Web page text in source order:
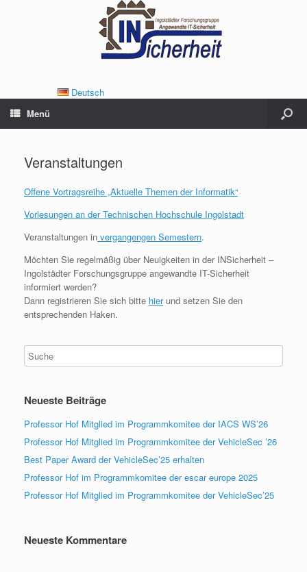
Deutsch
Menü
Veranstaltungen
Offene Vortragsreihe „Aktuelle Themen der Informatik“
Vorlesungen an der Technischen Hochschule Ingolstadt
Veranstaltungen in vergangengen Semestern.
Möchten Sie regelmäßig über Neuigkeiten in der INSicherheit –
Ingolstädter Forschungsgruppe angewandte IT-Sicherheit
informiert werden?
Dann registrieren Sie sich bitte hierund setzen Sie den
entsprechenden Haken.
Neueste Beiträge
Professor Hof Mitglied im Programmkomitee der IACS WS’26
Professor Hof Mitglied im Programmkomitee der VehicleSec ’26
Best Paper Award der VehicleSec’25 erhalten
Professor Hof im Programmkomitee der escar europe 2025
Professor Hof Mitglied im Programmkomitee der VehicleSec’25
Neueste Kommentare